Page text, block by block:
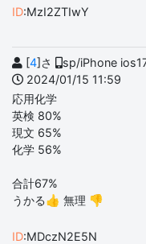
ID:MzI2ZTIwY
[4]さ
sp/iPhone
2024/01/15 11:59
応用化学
英検 80%
現文 65%
化学 56%
合計67%
うかる👍 無理 👎
ID:MDczN2E5N